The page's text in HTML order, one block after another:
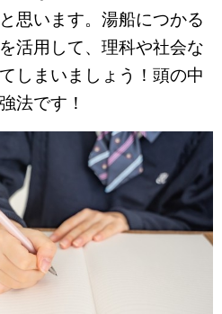
思います。湯船につかる
活用して、理科や社会な
しまいましょう！頭の中
法です！